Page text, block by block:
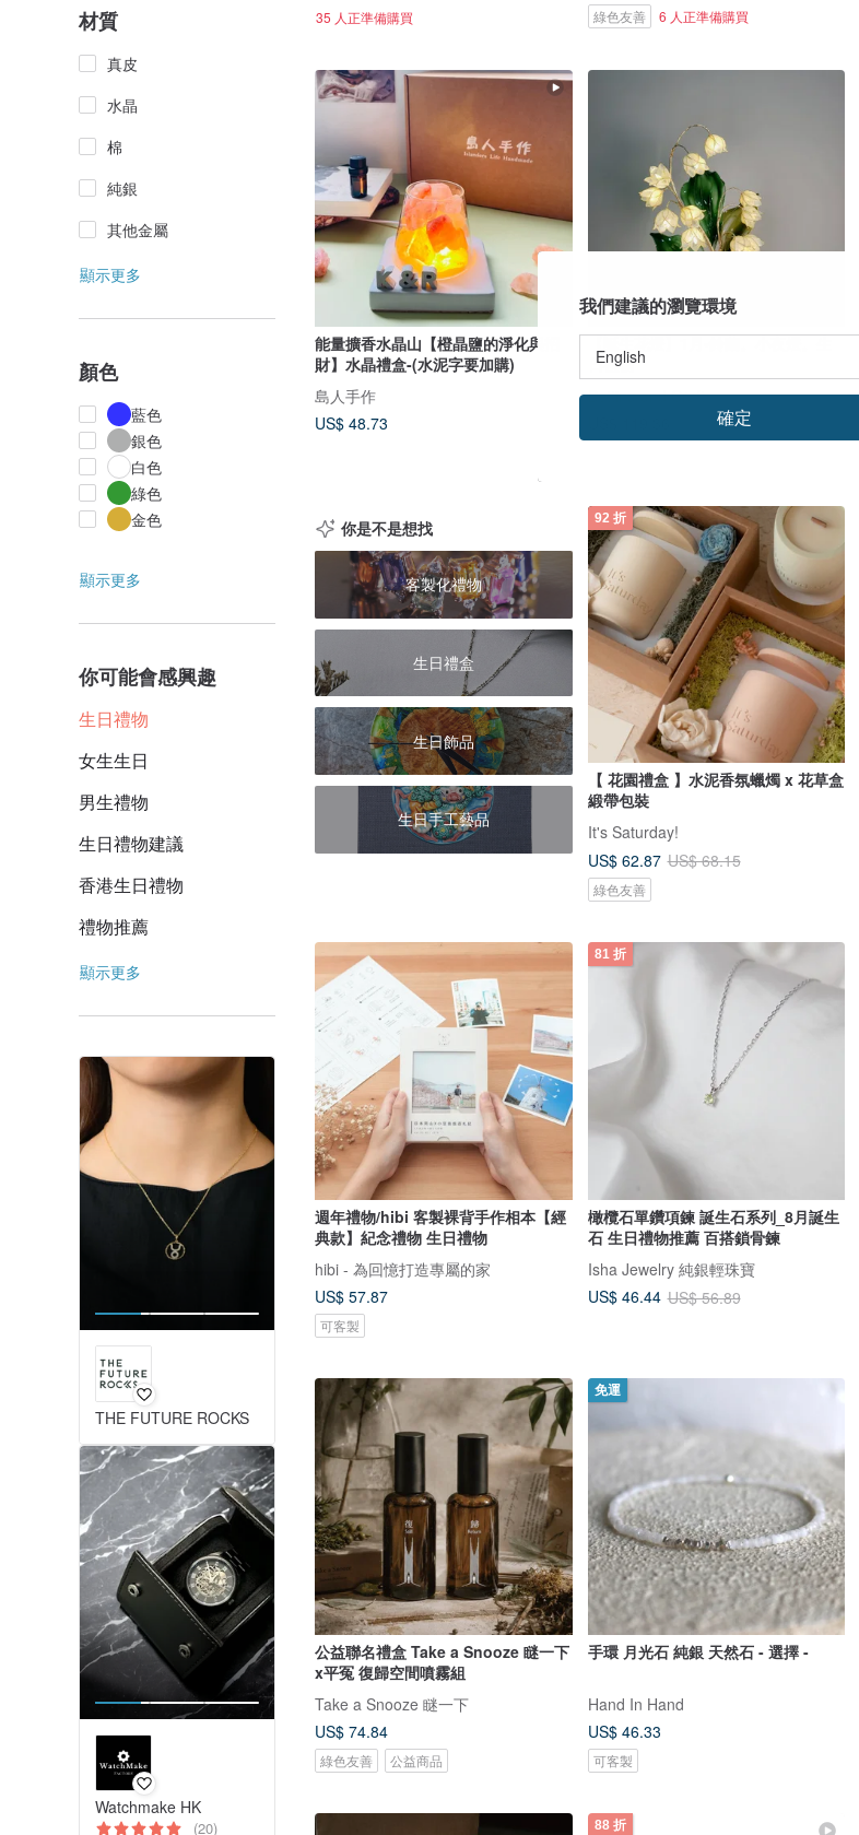
材質
真皮
水晶
棉
純銀
其他金屬
顯示更多
顏色
藍色
銀色
白色
綠色
金色
顯示更多
你可能會感興趣
生日禮物
女生生日
男生禮物
生日禮物建議
香港生日禮物
禮物推薦
顯示更多
THE FUTURE ROCKS
Watchmake HK
(20)
35 人正準備購買 綠色友善 6 人正準備購買
能量擴香水晶山【橙晶鹽的淨化與招
財】水晶禮盒-(水泥字要加購)
島人手作
US$ 48.73
日禮物
Bettina and Craft
你是不是想找
客製化禮物
生日禮盒
生日飾品
生日手工藝品
92 折
【 花園禮盒 】水泥香氛蠟燭 x 花草盒
緞帶包裝
It's Saturday!
US$ 62.87 US$ 68.15
綠色友善
週年禮物/hibi 客製裸背手作相本【經
典款】紀念禮物 生日禮物
hibi - 為回憶打造專屬的家
US$ 57.87
可客製
81 折
橄欖石單鑽項鍊 誕生石系列_8月誕生
石 生日禮物推薦 百搭鎖骨鍊
Isha Jewelry 純銀輕珠寶
US$ 46.44 US$ 56.89
公益聯名禮盒 Take a Snooze 瞇一下
x平冤 復歸空間噴霧組
Take a Snooze 瞇一下
US$ 74.84
綠色友善 公益商品
免運
手環 月光石 純銀 天然石 - 選擇 -
Hand In Hand
US$ 46.33
可客製
88 折
我們建議的瀏覽環境
確定